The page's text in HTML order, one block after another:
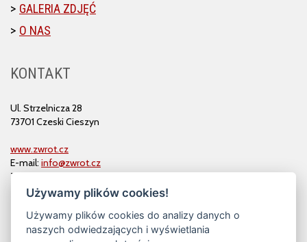
GALERIA ZDJĘĆ
O NAS
KONTAKT
Ul. Strzelnicza 28
73701 Czeski Cieszyn
www.zwrot.cz
E-mail: info@zwrot.cz
Tel. i faks: 558 711 582
Używamy plików cookies!
Używamy plików cookies do analizy danych o
naszych odwiedzających i wyświetlania